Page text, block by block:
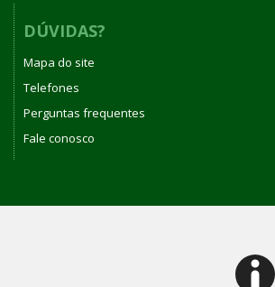
DÚVIDAS?
Mapa do site
Telefones
Perguntas frequentes
Fale conosco